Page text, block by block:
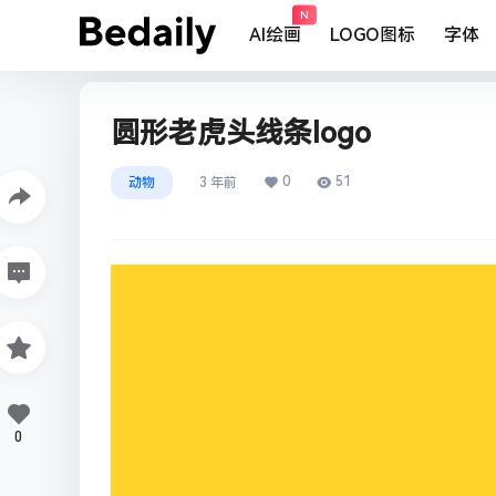
AI绘画
N
LOGO图标 字体
圆形老虎头线条logo
动物 3 年前 0 51
0